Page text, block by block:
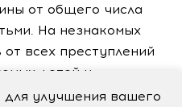
от общего числа
На незнакомых
от всех преступлений
детей и
детей и
улучшения вашего